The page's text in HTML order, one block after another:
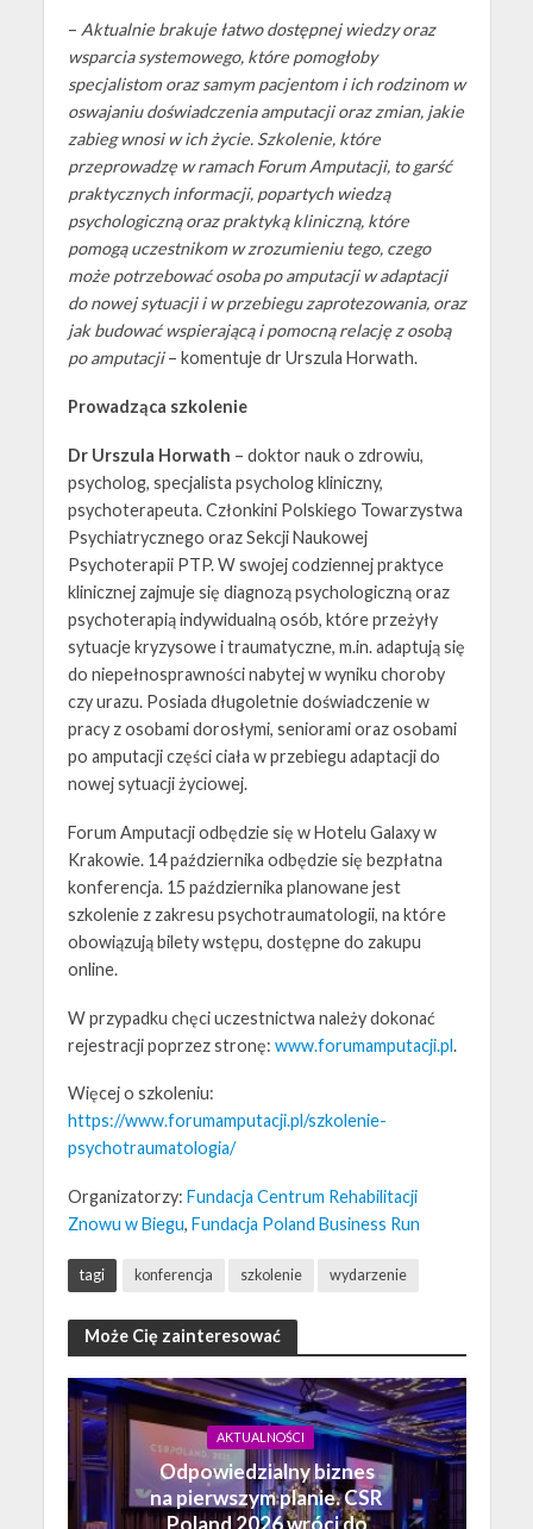
– Aktualnie brakuje łatwo dostępnej wiedzy oraz
wsparcia systemowego, które pomogłoby
specjalistom oraz samym pacjentom i ich rodzinom w
oswajaniu doświadczenia amputacji oraz zmian, jakie
zabieg wnosi w ich życie. Szkolenie, które
przeprowadzę w ramach Forum Amputacji, to garść
praktycznych informacji, popartych wiedzą
psychologiczną oraz praktyką kliniczną, które
pomogą uczestnikom w zrozumieniu tego, czego
może potrzebować osoba po amputacji w adaptacji
do nowej sytuacji i w przebiegu zaprotezowania, oraz
jak budować wspierającą i pomocną relację z osobą
po amputacji– komentuje dr Urszula Horwath.
Prowadząca szkolenie
Dr Urszula Horwath – doktor nauk o zdrowiu,
psycholog, specjalista psycholog kliniczny,
psychoterapeuta. Członkini Polskiego Towarzystwa
Psychiatrycznego oraz Sekcji Naukowej
Psychoterapii PTP. W swojej codziennej praktyce
klinicznej zajmuje się diagnozą psychologiczną oraz
psychoterapią indywidualną osób, które przeżyły
sytuacje kryzysowe i traumatyczne, m.in. adaptują się
do niepełnosprawności nabytej w wyniku choroby
czy urazu. Posiada długoletnie doświadczenie w
pracy z osobami dorosłymi, seniorami oraz osobami
po amputacji części ciała w przebiegu adaptacji do
nowej sytuacji życiowej.
Forum Amputacji odbędzie się w Hotelu Galaxy w
Krakowie. 14 października odbędzie się bezpłatna
konferencja. 15 października planowane jest
szkolenie z zakresu psychotraumatologii, na które
obowiązują bilety wstępu, dostępne do zakupu
online.
W przypadku chęci uczestnictwa należy dokonać
rejestracji poprzez stronę: www.forumamputacji.pl.
Więcej o szkoleniu:
https://www.forumamputacji.pl/szkolenie-
psychotraumatologia/
Organizatorzy: Fundacja Centrum Rehabilitacji
Znowu w Biegu, Fundacja Poland Business Run
tagi konferencja szkolenie wydarzenie
Może Cię zainteresować
AKTUALNOŚCI
Odpowiedzialny biznes
na pierwszym planie. CSR